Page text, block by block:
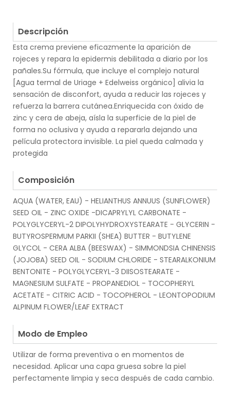
Descripción
Esta crema previene eficazmente la aparición de
rojeces y repara la epidermis debilitada a diario por los
pañales.Su fórmula, que incluye el complejo natural
[Agua termal de Uriage + Edelweiss orgánico] alivia la
sensación de disconfort, ayuda a reducir las rojeces y
refuerza la barrera cutánea.Enriquecida con óxido de
zinc y cera de abeja, aísla la superficie de la piel de
forma no oclusiva y ayuda a repararla dejando una
película protectora invisible. La piel queda calmada y
protegida
Composición
AQUA (WATER, EAU) - HELIANTHUS ANNUUS (SUNFLOWER)
SEED OIL - ZINC OXIDE -DICAPRYLYL CARBONATE -
POLYGLYCERYL-2 DIPOLYHYDROXYSTEARATE - GLYCERIN -
BUTYROSPERMUM PARKII (SHEA) BUTTER - BUTYLENE
GLYCOL - CERA ALBA (BEESWAX) - SIMMONDSIA CHINENSIS
(JOJOBA) SEED OIL - SODIUM CHLORIDE - STEARALKONIUM
BENTONITE - POLYGLYCERYL-3 DIISOSTEARATE -
MAGNESIUM SULFATE - PROPANEDIOL - TOCOPHERYL
ACETATE - CITRIC ACID - TOCOPHEROL - LEONTOPODIUM
ALPINUM FLOWER/LEAF EXTRACT
Modo de Empleo
Utilizar de forma preventiva o en momentos de
necesidad. Aplicar una capa gruesa sobre la piel
perfectamente limpia y seca después de cada cambio.